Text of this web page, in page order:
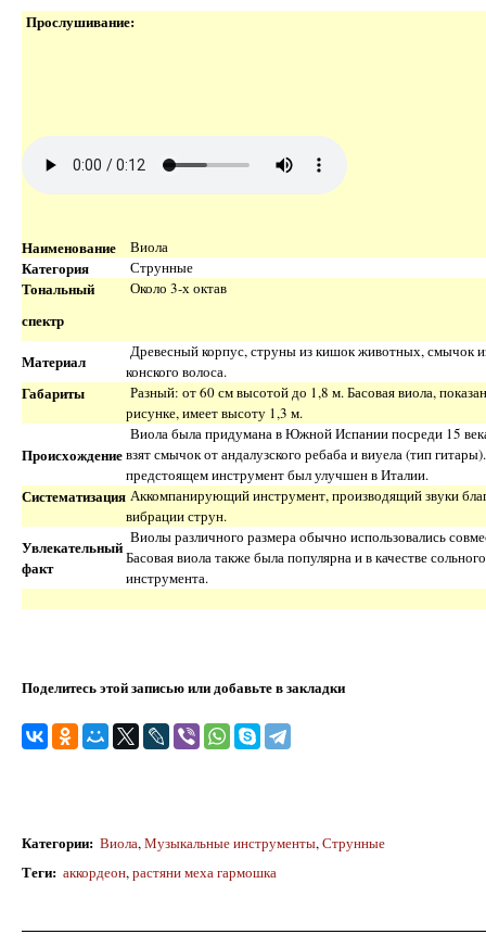
Прослушивание:
Наименование Виола
Категория Струнные
Тональный
спектр
Около 3-х октав
Материал
Древесный корпус, струны из кишок животных, смычок
конского волоса.
Габариты
Разный: от 60 см высотой до 1,8 м. Басовая виола,
рисунке, имеет высоту 1,3 м.
Происхождение
Виола была придумана в Южной Испании посреди 15
взят смычок от андалузского ребаба и виуела (тип
предстоящем инструмент был улучшен в Италии.
Систематизация Аккомпанирующий инструмент, производящий звуки
вибрации струн.
Увлекательный
факт
Виолы различного размера обычно использовались
Басовая виола также была популярна и в качестве сольного
инструмента.
Поделитесь этой записью или добавьте в закладки
Категории: Виола,Музыкальные инструменты,Струнные
Теги: аккордеон,растяни меха гармошка